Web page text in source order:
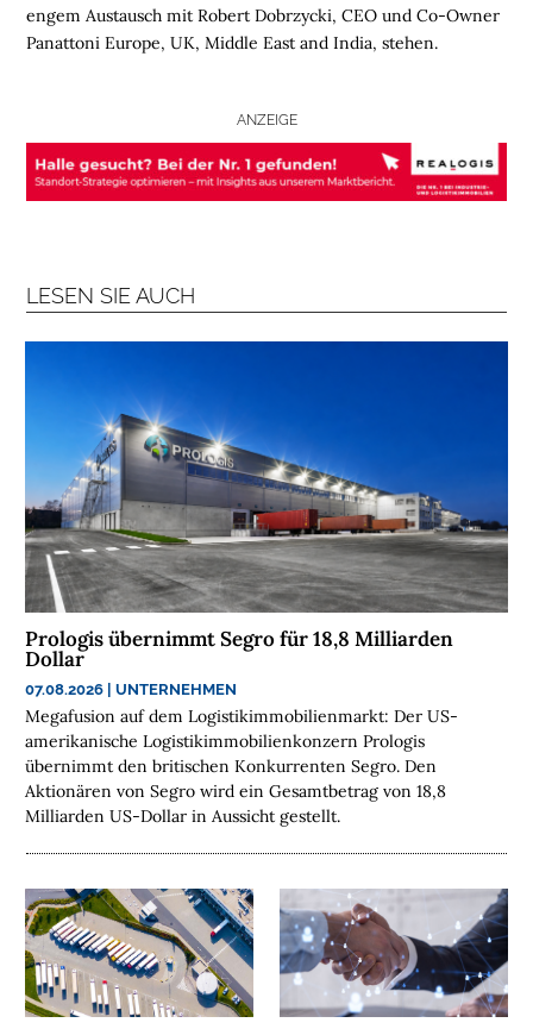
R
A
N
F
D
S
N
S
C
H
E
N
N
A
H
H
A
L
T
G
K
E
I
T
U
engem Austausch mit Robert Dobrzycki, CEO und Co-Owner
Panattoni Europe, UK, Middle East and India, stehen.
ANZEIGE
LESEN SIE AUCH
Prologis übernimmt Segro für 18,8 Milliarden
Dollar
07.08.2026 |UNTERNEHMEN
Megafusion auf dem Logistikimmobilienmarkt: Der US-
amerikanische Logistikimmobilienkonzern Prologis
übernimmt den britischen Konkurrenten Segro. Den
Aktionären von Segro wird ein Gesamtbetrag von 18,8
Milliarden US-Dollar in Aussicht gestellt.